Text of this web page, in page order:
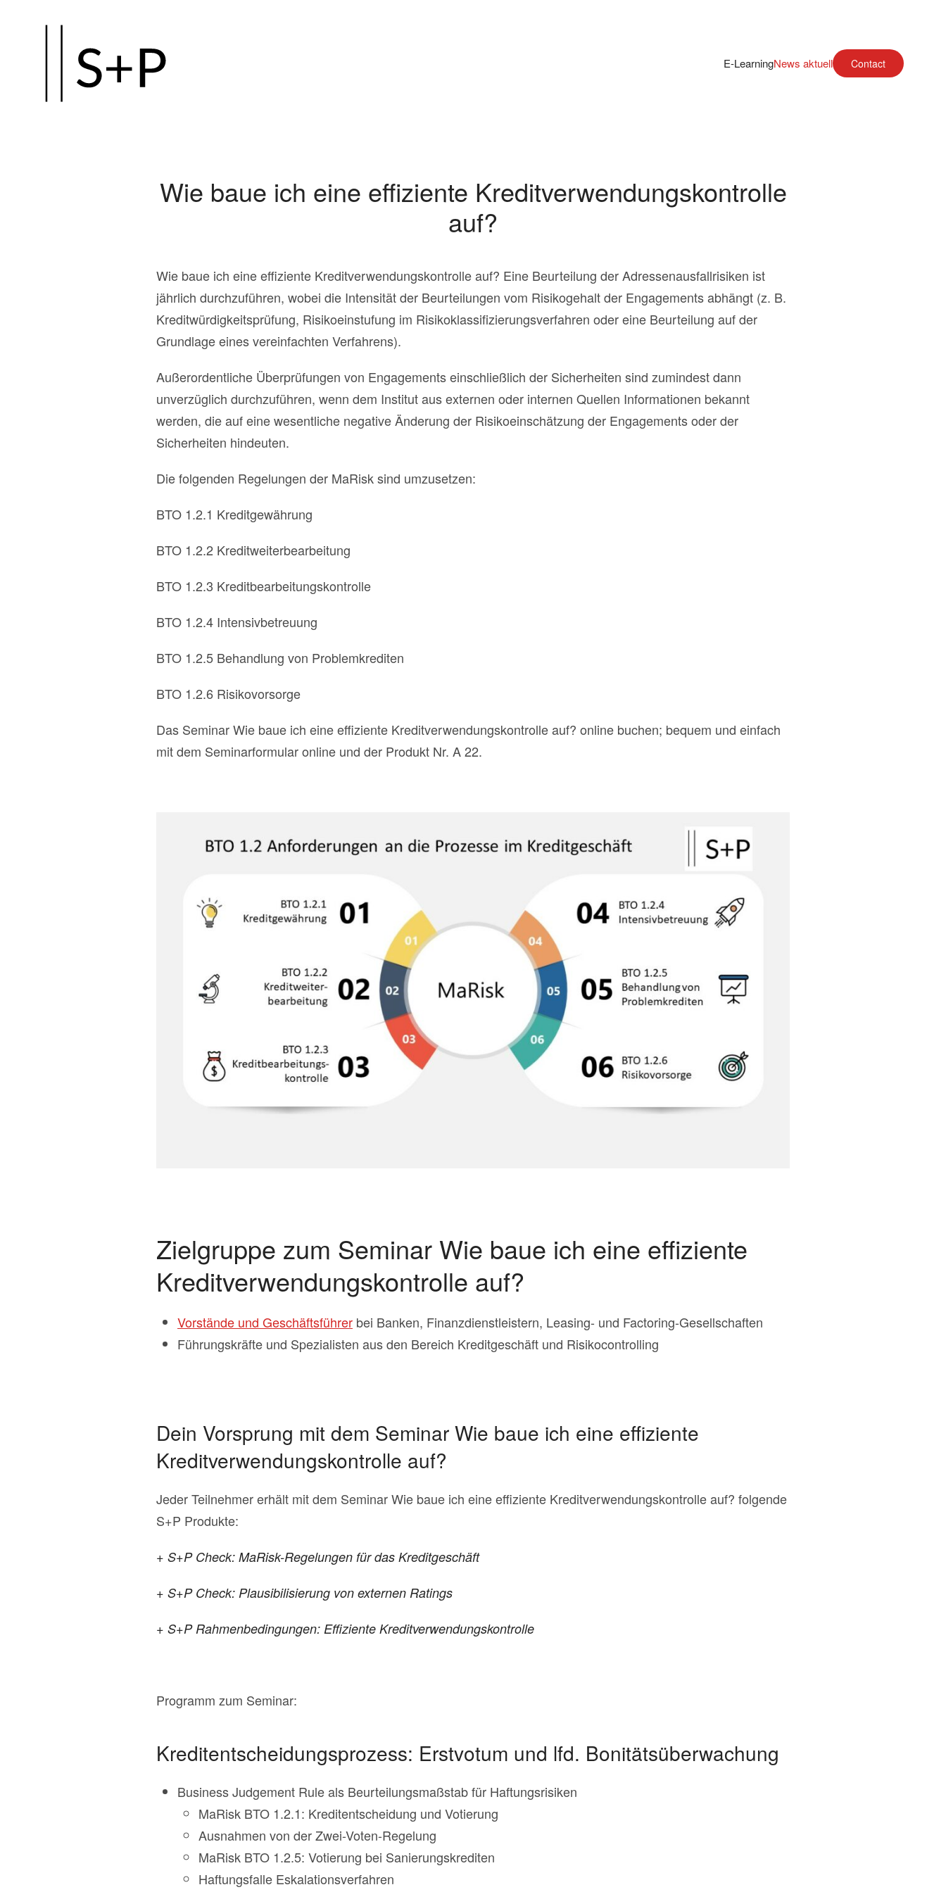
Hauptinhalt
E-LearningNews aktuell Contact
Wie baue ich eine effiziente Kreditverwendungskontrolle
auf?
Wie baue ich eine effiziente Kreditverwendungskontrolle auf? Eine Beurteilung der Adressenausfallrisiken ist
jährlich durchzuführen, wobei die Intensität der Beurteilungen vom Risikogehalt der Engagements abhängt (z. B.
Kreditwürdigkeitsprüfung, Risikoeinstufung im Risikoklassifizierungsverfahren oder eine Beurteilung auf der
Grundlage eines vereinfachten Verfahrens).
Außerordentliche Überprüfungen von Engagements einschließlich der Sicherheiten sind zumindest dann
unverzüglich durchzuführen, wenn dem Institut aus externen oder internen Quellen Informationen bekannt
werden, die auf eine wesentliche negative Änderung der Risikoeinschätzung der Engagements oder der
Sicherheiten hindeuten.
Die folgenden Regelungen der MaRisk sind umzusetzen:
BTO 1.2.1 Kreditgewährung
BTO 1.2.2 Kreditweiterbearbeitung
BTO 1.2.3 Kreditbearbeitungskontrolle
BTO 1.2.4 Intensivbetreuung
BTO 1.2.5 Behandlung von Problemkrediten
BTO 1.2.6 Risikovorsorge
Das Seminar Wie baue ich eine effiziente Kreditverwendungskontrolle auf? online buchen; bequem und einfach
mit dem Seminarformular online und der Produkt Nr. A 22.
Zielgruppe zum Seminar Wie baue ich eine effiziente
Kreditverwendungskontrolle auf?
Vorstände und Geschäftsführer bei Banken, Finanzdienstleistern, Leasing- und Factoring-Gesellschaften
Führungskräfte und Spezialisten aus den Bereich Kreditgeschäft und Risikocontrolling
Dein Vorsprung mit dem Seminar Wie baue ich eine effiziente
Kreditverwendungskontrolle auf?
Jeder Teilnehmer erhält mit dem Seminar Wie baue ich eine effiziente Kreditverwendungskontrolle auf? folgende
S+P Produkte:
+ S+P Check: MaRisk-Regelungen für das Kreditgeschäft
+ S+P Check: Plausibilisierung von externen Ratings
+ S+P Rahmenbedingungen: Effiziente Kreditverwendungskontrolle
Programm zum Seminar:
Kreditentscheidungsprozess: Erstvotum und lfd. Bonitätsüberwachung
Business Judgement Rule als Beurteilungsmaßstab für Haftungsrisiken
MaRisk BTO 1.2.1: Kreditentscheidung und Votierung
Ausnahmen von der Zwei-Voten-Regelung
MaRisk BTO 1.2.5: Votierung bei Sanierungskrediten
Haftungsfalle Eskalationsverfahren